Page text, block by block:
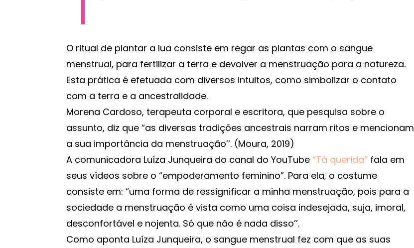
O ritual de plantar a lua consiste em regar as plantas com o sangue
menstrual, para fertilizar a terra e devolver a menstruação para a natureza.
Esta prática é efetuada com diversos intuitos, como simbolizar o contato
com a terra e a ancestralidade.
Morena Cardoso, terapeuta corporal e escritora, que pesquisa sobre o
assunto, diz que “as diversas tradições ancestrais narram ritos e mencionam
a sua importância da menstruação’’. (Moura, 2019)
A comunicadora Luíza Junqueira do canal do YouTube “Tá querida” fala em
seus vídeos sobre o “empoderamento feminino”. Para ela, o costume
consiste em: “uma forma de ressignificar a minha menstruação, pois para a
sociedade a menstruação é vista como uma coisa indesejada, suja, imoral,
desconfortável e nojenta. Só que não é nada disso’’.
Como aponta Luíza Junqueira, o sangue menstrual fez com que as suas